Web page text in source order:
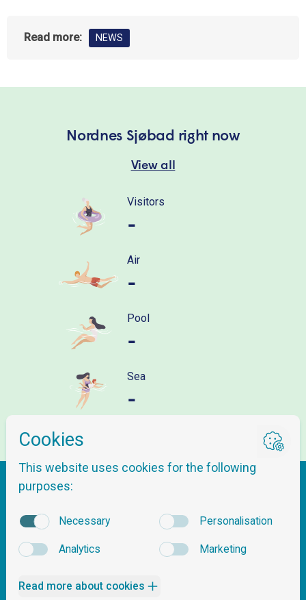
Read more: NEWS
Nordnes Sjøbad right now
View all
Visitors
-
Air
-
Pool
-
Sea
-
Getting here
Opening hours
Safety & Pool Rules
About Nordnes Sjøbad